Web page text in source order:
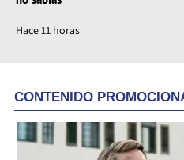
Hace 11 horas